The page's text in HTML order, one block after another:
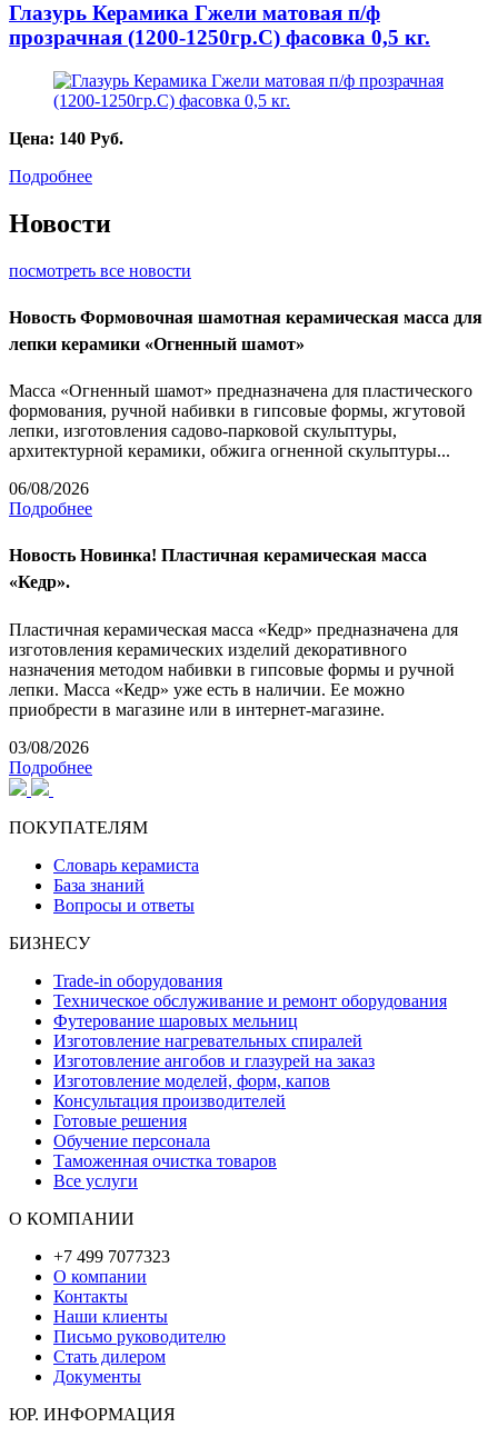
Глазурь Керамика Гжели матовая п/ф
прозрачная (1200-1250гр.С) фасовка 0,5 кг.
Цена: 140 Руб.
Подробнее
Новости
посмотреть все новости
Новость Формовочная шамотная керамическая масса для
лепки керамики «Огненный шамот»
Масса «Огненный шамот» предназначена для пластического
формования, ручной набивки в гипсовые формы, жгутовой
лепки, изготовления садово-парковой скульптуры,
архитектурной керамики, обжига огненной скульптуры...
06/08/2026
Подробнее
Новость Новинка! Пластичная керамическая масса
«Кедр».
Пластичная керамическая масса «Кедр» предназначена для
изготовления керамических изделий декоративного
назначения методом набивки в гипсовые формы и ручной
лепки. Масса «Кедр» уже есть в наличии. Ее можно
приобрести в магазине или в интернет-магазине.
03/08/2026
Подробнее
ПОКУПАТЕЛЯМ
Словарь керамиста
База знаний
Вопросы и ответы
БИЗНЕСУ
Trade-in оборудования
Техническое обслуживание и ремонт оборудования
Футерование шаровых мельниц
Изготовление нагревательных спиралей
Изготовление ангобов и глазурей на заказ
Изготовление моделей, форм, капов
Консультация производителей
Готовые решения
Обучение персонала
Таможенная очистка товаров
Все услуги
О КОМПАНИИ
+7 499 7077323
О компании
Контакты
Наши клиенты
Письмо руководителю
Стать дилером
Документы
ЮР. ИНФОРМАЦИЯ